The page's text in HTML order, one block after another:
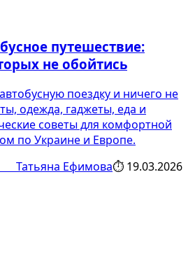
путешествие:
не обойтись
поездку и ничего не
одежда, гаджеты, еда и
советы для комфортной
по Украине и Европе.
Татьяна Ефимова⏱ 19.03.2026